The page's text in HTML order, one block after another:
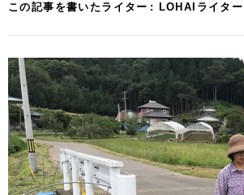
この記事を書いたライター LOHAIライター